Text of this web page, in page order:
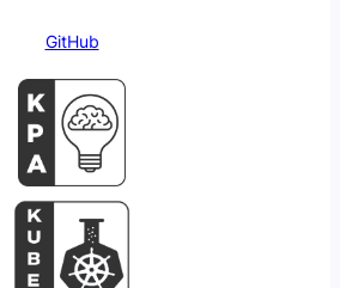
GitHub